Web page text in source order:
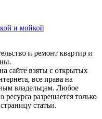
и мойкой
и ремонт квартир и
сайте взяты с открытых
все права на
владельцам. Любое
разрешается только
статьи.